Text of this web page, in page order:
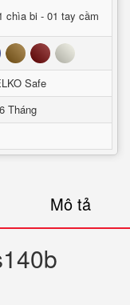
chìa bi - 01 tay cầm
Nâu Đỏ Trắng
Safe
Tháng
Mô tả